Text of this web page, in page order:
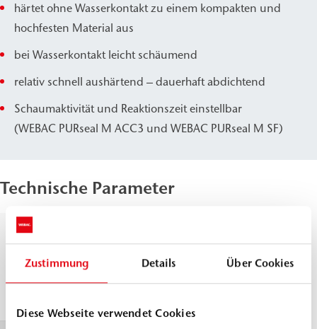
Zustimmung Details Über Cookies
Diese Webseite verwendet Cookies
härtet ohne Wasserkontakt zu einem kompakten und
hochfesten Material aus
bei Wasserkontakt leicht schäumend
relativ schnell aushärtend – dauerhaft abdichtend
Schaumaktivität und Reaktionszeit einstellbar
(WEBAC PURseal M ACC3 und WEBAC PURseal M SF)
Technische Parameter
Dichte, 23 °C
DIN ISO 2811
g/cm³